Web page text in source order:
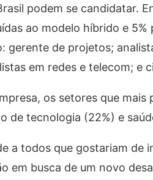
podem se candidatar.
ao modelo híbrido e
gerente de projetos;
em redes e telecom; e
os setores que
de tecnologia (22%) e
a todos que gostariam
em busca de um novo